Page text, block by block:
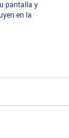
pantalla y
en la